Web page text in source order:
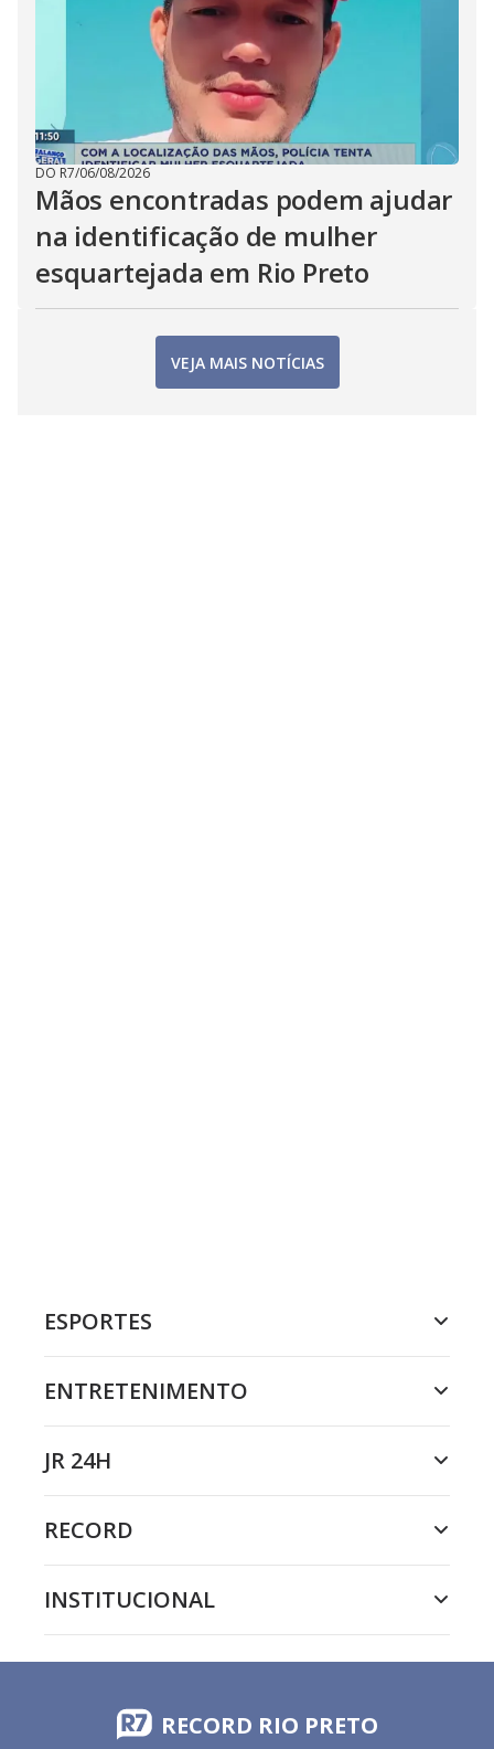
DO R7/06/08/2026
Mãos encontradas podem ajudar
na identificação de mulher
esquartejada em Rio Preto
VEJA MAIS NOTÍCIAS
ESPORTES
ENTRETENIMENTO
JR 24H
RECORD
INSTITUCIONAL
RECORD RIO PRETO